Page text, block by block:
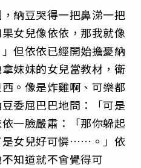
納豆哭得一把鼻涕一把
女兒像依依，那我就像
但依依已經開始擔憂納
妹妹的女兒當教材，衛
。像是炸雞啊、可樂都
委屈巴巴地問：「可是
一臉嚴肅：「那你躲起
是女兒好可憐……。」依
知道就不會覺得可